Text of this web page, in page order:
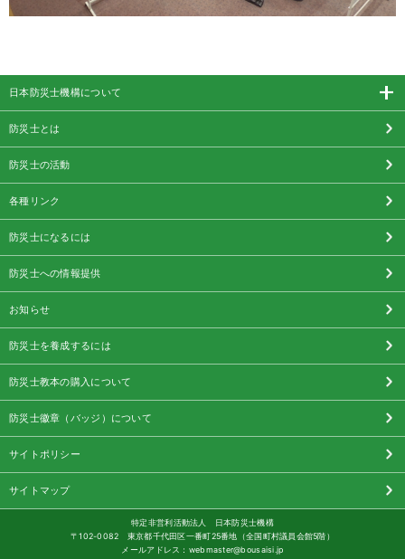
日本防災士機構について
防災士とは
防災士の活動
各種リンク
防災士になるには
防災士への情報提供
お知らせ
防災士を養成するには
防災士教本の購入について
防災士徽章（バッジ）について
サイトポリシー
サイトマップ
特定非営利活動法人 日本防災士機構
〒102-0082 東京都千代田区一番町25番地（全国町村議員会館5階）
メールアドレス：webmaster@bousaisi.jp